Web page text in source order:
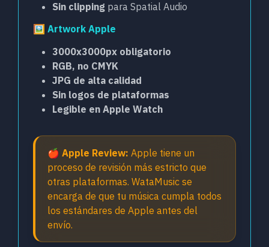
Sin clipping para Spatial Audio
🖼️ Artwork Apple
3000x3000px obligatorio
RGB, no CMYK
JPG de alta calidad
Sin logos de plataformas
Legible en Apple Watch
🍎 Apple Review: Apple tiene un
proceso de revisión más estricto que
otras plataformas. WataMusic se
encarga de que tu música cumpla todos
los estándares de Apple antes del
envío.